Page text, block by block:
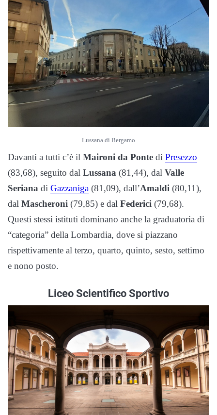
Lussana di Bergamo
Davanti a tutti c’è il Maironi da Ponte di Presezzo
(83,68), seguito dal Lussana (81,44), dal Valle
Seriana di Gazzaniga (81,09), dall’Amaldi (80,11),
dal Mascheroni (79,85) e dal Federici (79,68).
Questi stessi istituti dominano anche la graduatoria di
“categoria” della Lombardia, dove si piazzano
rispettivamente al terzo, quarto, quinto, sesto, settimo
e nono posto.
Liceo Scientifico Sportivo